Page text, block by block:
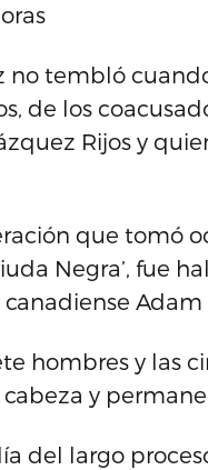
no tembló
de los
Rijos y
que tomó
Negra’, fue
Adam
hombres y las
y
del largo